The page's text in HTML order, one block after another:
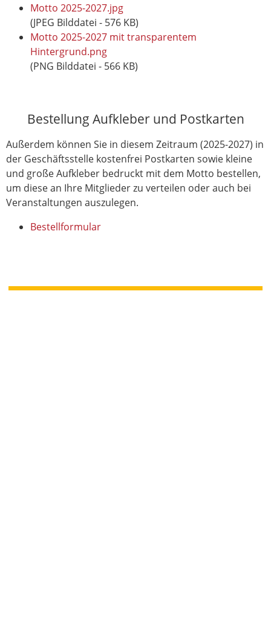
Motto 2025-2027.jpg
(JPEG Bilddatei - 576 KB)
Motto 2025-2027 mit transparentem
Hintergrund.png
(PNG Bilddatei - 566 KB)
Bestellung Aufkleber und Postkarten
Außerdem können Sie in diesem Zeitraum (2025-2027) in
der Geschäftsstelle kostenfrei Postkarten sowie kleine
und große Aufkleber bedruckt mit dem Motto bestellen,
um diese an Ihre Mitglieder zu verteilen oder auch bei
Veranstaltungen auszulegen.
Bestellformular